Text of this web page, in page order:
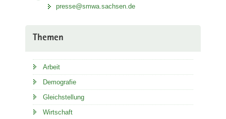
presse@smwa.sachsen.de
Themen
Arbeit
Demografie
Gleichstellung
Wirtschaft